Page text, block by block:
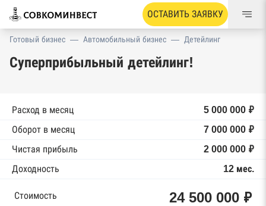
ОСТАВИТЬ ЗАЯВКУ
Готовый бизнес — Автомобильный бизнес — Детейлинг
Суперприбыльный детейлинг!
Расход в месяц
5 000 000 ₽
Оборот в месяц
7 000 000 ₽
Чистая прибыль
2 000 000 ₽
Доходность
12 мес.
Стоимость 24 500 000 ₽